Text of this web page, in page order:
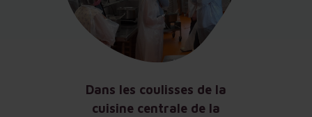
Dans les coulisses de la
cuisine centrale de la